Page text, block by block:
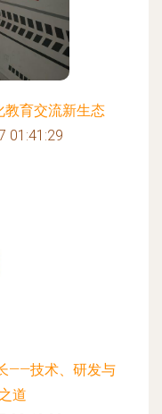
教育交流新生态
01:41:29
——技术、研发与
道